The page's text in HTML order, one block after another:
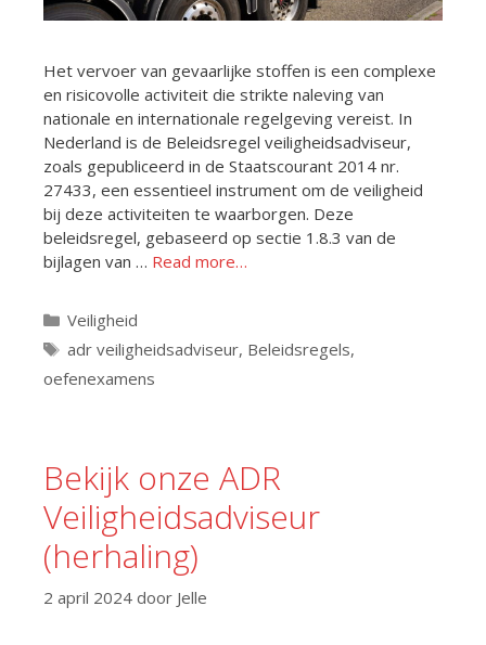
Het vervoer van gevaarlijke stoffen is een complexe
en risicovolle activiteit die strikte naleving van
nationale en internationale regelgeving vereist. In
Nederland is de Beleidsregel veiligheidsadviseur,
zoals gepubliceerd in de Staatscourant 2014 nr.
27433, een essentieel instrument om de veiligheid
bij deze activiteiten te waarborgen. Deze
beleidsregel, gebaseerd op sectie 1.8.3 van de
bijlagen van … Read more…
Categorieën
Veiligheid
Tags
adr veiligheidsadviseur, Beleidsregels,
oefenexamens
Bekijk onze ADR
Veiligheidsadviseur
(herhaling)
2 april 2024 door Jelle